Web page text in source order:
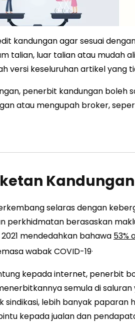
kandungan agar sesuai
talian, luar talian atau mudah
versi keseluruhan artikel yang
penerbit kandungan boleh
atau mengupah broker,
Kandungan
selaras dengan
berasaskan
mendedahkan bahawa 53%
wabak COVID-19.
kepada internet, penerbit
semula di
lebih banyak paparan
kepada jualan dan